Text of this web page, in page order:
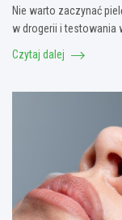
Nie warto zaczynać
w drogerii i testowania
Czytaj dalej